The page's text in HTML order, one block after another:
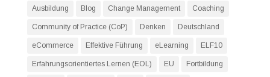
Ausbildung Blog Change Management Coaching
Community of Practice (CoP) Denken Deutschland
eCommerce Effektive Führung eLearning ELF10
Erfahrungsorientiertes Lernen (EOL) EU Fortbildung